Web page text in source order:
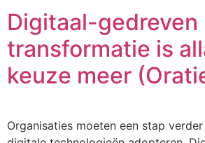
Digitaal-gedreven
transformatie is
keuze meer
Organisaties moeten een stap